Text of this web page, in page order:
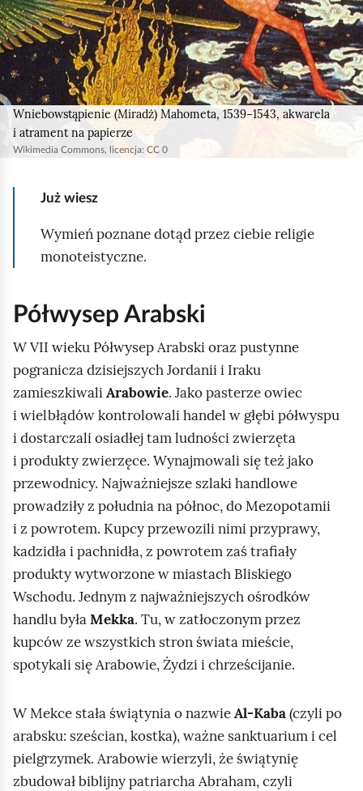
Wniebowstąpienie (Miradż) Mahometa, 1539−1543, akwarela
i atrament na papierze
Wikimedia Commons, licencja: CC 0
Już wiesz
Wymień poznane dotąd przez ciebie religie
monoteistyczne.
Półwysep Arabski
W VII wieku Półwysep Arabski oraz pustynne
pogranicza dzisiejszych Jordanii i Iraku
zamieszkiwaliArabowie. Jako pasterze owiec
i wielbłądów kontrolowali handel w głębi półwyspu
i dostarczali osiadłej tam ludności zwierzęta
i produkty zwierzęce. Wynajmowali się też jako
przewodnicy. Najważniejsze szlaki handlowe
prowadziły z południa na północ, do Mezopotamii
i z powrotem. Kupcy przewozili nimi przyprawy,
kadzidła i pachnidła, z powrotem zaś trafiały
produkty wytworzone w miastach Bliskiego
Wschodu. Jednym z najważniejszych ośrodków
handlu byłaMekka. Tu, w zatłoczonym przez
kupców ze wszystkich stron świata mieście,
spotykali się Arabowie, Żydzi i chrześcijanie.
W Mekce stała świątynia o nazwieAl‑Kaba(czyli po
arabsku: sześcian, kostka), ważne sanktuarium i cel
pielgrzymek. Arabowie wierzyli, że świątynię
zbudował biblijny patriarcha Abraham, czyli